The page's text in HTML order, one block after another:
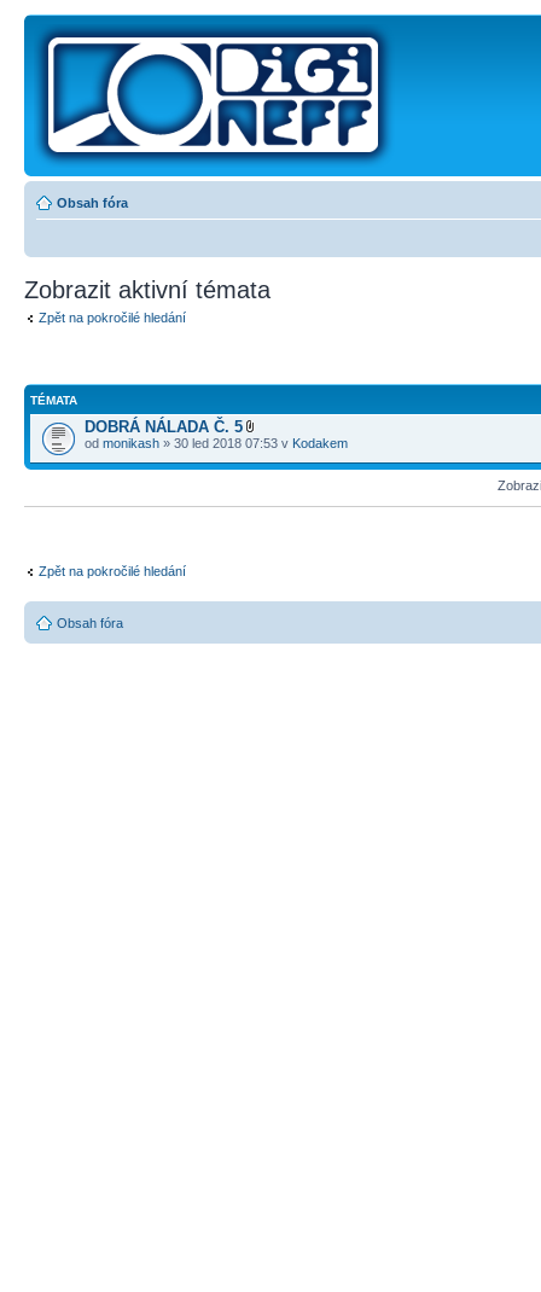
Obsah fóra
Zobrazit aktivní témata
Zpět na pokročilé hledání
TÉMATA
DOBRÁ NÁLADA Č. 5
od monikash » 30 led 2018 07:53 v Kodakem
Zpět na pokročilé hledání
Obsah fóra